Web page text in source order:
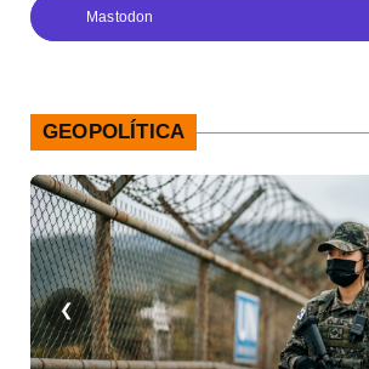
Mastodon
GEOPOLÍTICA
❮